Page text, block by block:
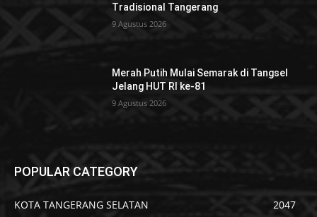
Tradisional Tangerang
9 Agustus 2026
Merah Putih Mulai Semarak di Tangsel
Jelang HUT RI ke-81
9 Agustus 2026
POPULAR CATEGORY
KOTA TANGERANG SELATAN
2047